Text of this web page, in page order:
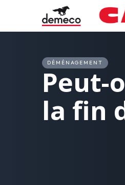
DÉMÉNAGEMENT
Peut-
la fin